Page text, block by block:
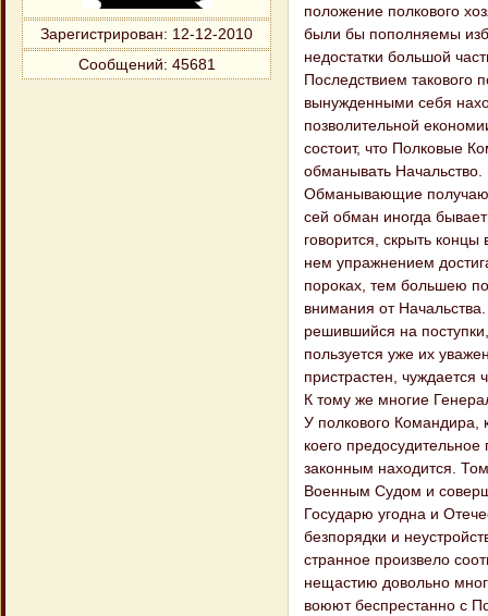
Зарегистрирован: 12-12-2010
Сообщений: 45681
положение полкового
были бы пополняемы
недостатки большой
Последствием такового
вынужденными себя
позволительной
состоит, что Полковые
обманывать Начальство.
Обманывающие
сей обман иногда
говорится, скрыть
нем упражнением
пороках, тем большею
внимания от
решившийся на
пользуется уже их
пристрастен,
К тому же многие
У полкового Командира,
коего
законным находится.
Военным Судом и
Государю угодна и
безпорядки и
странное произвело
нещастию довольно
воюют беспрестанно с